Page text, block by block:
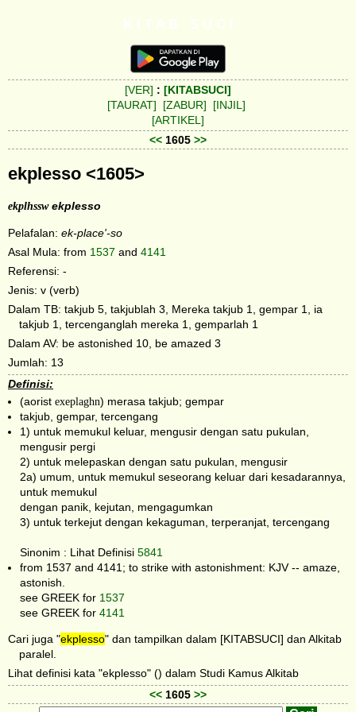
[VER] : [KITABSUCI]
[TAURAT]
[ZABUR]
[INJIL]
[ARTIKEL]
<< 1605 >>
ekplesso <1605>
ekplhsswekplesso
Pelafalan: ek-place'-so
Asal Mula: from 1537 and 4141
Referensi: -
Jenis: v (verb)
Dalam TB: takjub 5, takjublah 3, Mereka takjub 1, gempar 1, ia
takjub 1, tercenganglah mereka 1, gemparlah 1
Dalam AV: be astonished 10, be amazed 3
Jumlah: 13
Definisi:
(aorist exeplaghn) merasa takjub; gempar
takjub, gempar, tercengang
1) untuk memukul keluar, mengusir dengan satu pukulan,
mengusir pergi
2) untuk melepaskan dengan satu pukulan, mengusir
2a) umum, untuk memukul seseorang keluar dari kesadarannya,
untuk memukul
dengan panik, kejutan, mengagumkan
3) untuk terkejut dengan kekaguman, terperanjat, tercengang
Sinonim : Lihat Definisi 5841
from 1537 and 4141; to strike with astonishment: KJV -- amaze,
astonish.
see GREEK for 1537
see GREEK for 4141
Cari juga "ekplesso" dan tampilkan dalam [KITABSUCI] dan Alkitab
paralel.
Lihat definisi kata "ekplesso" () dalam Studi Kamus Alkitab
<< 1605 >>